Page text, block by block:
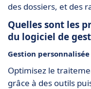
des dossiers, et des
Quelles sont les
du logiciel de
Gestion
Optimisez le
grâce à des outils